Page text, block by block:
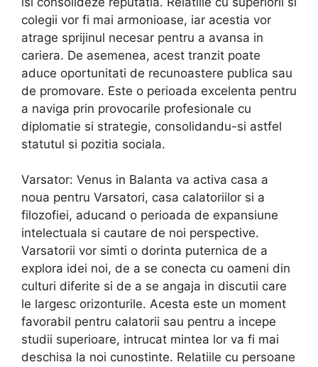
colegii vor fi mai armonioase, iar acestia vor
atrage sprijinul necesar pentru a avansa in
cariera. De asemenea, acest tranzit poate
aduce oportunitati de recunoastere publica sau
de promovare. Este o perioada excelenta pentru
a naviga prin provocarile profesionale cu
diplomatie si strategie, consolidandu-si astfel
statutul si pozitia sociala.
Varsator: Venus in Balanta va activa casa a
noua pentru Varsatori, casa calatoriilor si a
filozofiei, aducand o perioada de expansiune
intelectuala si cautare de noi perspective.
Varsatorii vor simti o dorinta puternica de a
explora idei noi, de a se conecta cu oameni din
culturi diferite si de a se angaja in discutii care
le largesc orizonturile. Acesta este un moment
favorabil pentru calatorii sau pentru a incepe
studii superioare, intrucat mintea lor va fi mai
deschisa la noi cunostinte. Relatiile cu persoane